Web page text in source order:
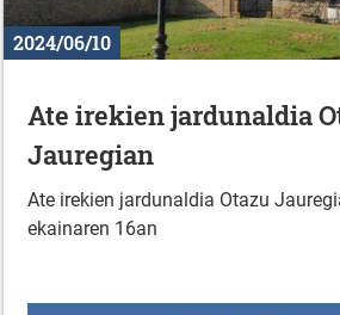
2024/06/10
Ate irekien jardunaldia
Jauregian
Ate irekien jardunaldia Otazu
ekainaren 16an